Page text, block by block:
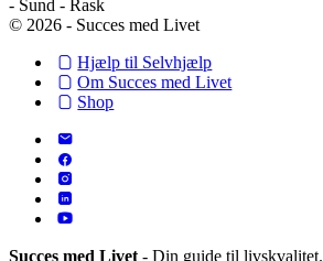
- Sund - Rask
© 2026 - Succes med Livet
Hjælp til Selvhjælp
Om Succes med Livet
Shop
Succes med Livet - Din guide til livskvalitet.